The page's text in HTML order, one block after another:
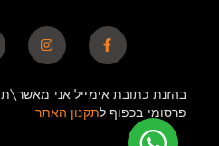
בהזנת כתובת אימייל אני מאשר\ת
פרסומי בכפוף לתקנון האתר